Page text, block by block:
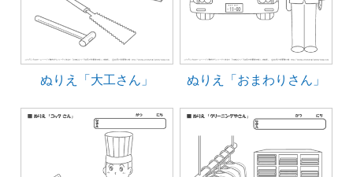
ぬりえ「大工さん」 ぬりえ「おまわりさん」